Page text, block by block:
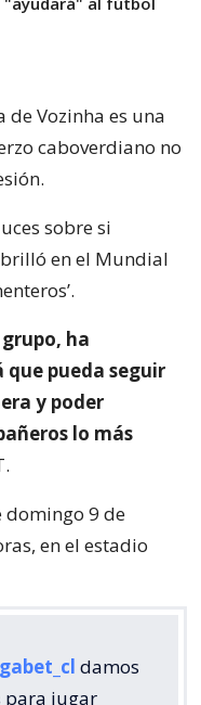
de Vozinha es una
caboverdiano no
sobre si
en el Mundial
ha
pueda seguir
y poder
lo más
domingo 9 de
en el estadio
damos
para jugar